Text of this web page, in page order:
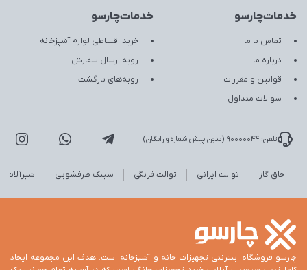
خدمات‌چارسو
تماس با ما
درباره ما
قوانین و مقررات
سوالات متداول
خدمات‌چارسو
خرید اقساطی لوازم آشپزخانه
رویه ارسال سفارش
رویه‌های بازگشت
تلفن: 90000044 (بدون پیش شماره و رایگان)
اجاق گاز توالت ایرانی توالت فرنگی سینک ظرفشویی شیرآلات
چارسو فروشگاه اینترنتی تجهیزات خانه و آشپزخانه است. هدف این مجموعه ایجاد